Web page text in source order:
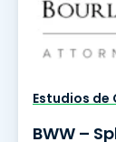
Estudios de
BWW –